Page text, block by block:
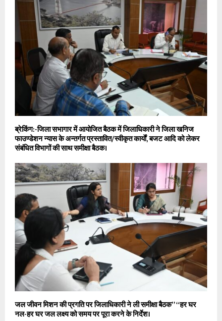
ब्रेकिंग:-जिला सभागार में आयोजित बैठक में जिलाधिकारी ने जिला खनिज
फाउण्डेशन न्यास के अन्तर्गत प्रस्तावित/स्वीकृत कार्याें, बजट आदि को लेकर
संबंधित विभागों की साथ समीक्षा बैठक।
जल जीवन मिशन की प्रगति पर जिलाधिकारी ने ली समीक्षा बैठक” “हर घर
नल-हर घर जल लक्ष्य को समय पर पूरा करने के निर्देश।